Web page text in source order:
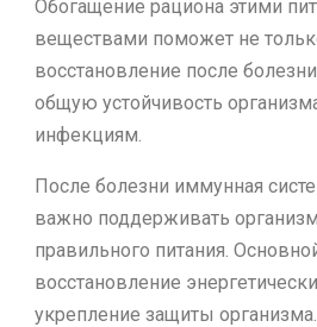
Обогащение рациона этими
веществами поможет не
восстановление после
общую устойчивость
инфекциям.
После болезни иммунная
важно поддерживать
правильного питания.
восстановление
укрепление защиты